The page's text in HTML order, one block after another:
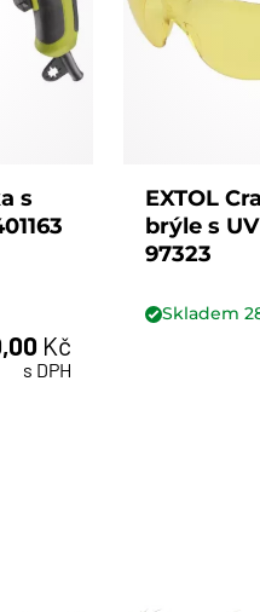
s
Kč
s DPH
EXTOL
brýle s
97323
Skladem